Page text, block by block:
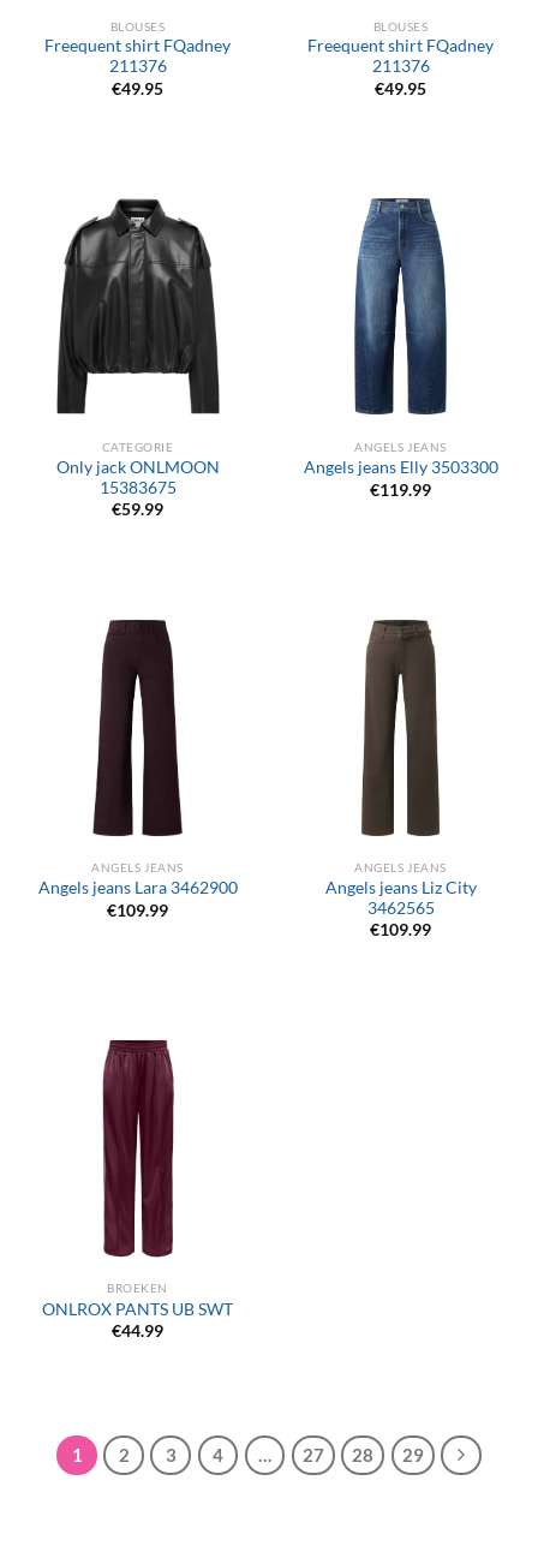
BLOUSES
Freequent shirt FQadney
211376
€49.95
BLOUSES
Freequent shirt FQadney
211376
€49.95
CATEGORIE
Only jack ONLMOON
15383675
€59.99
ANGELS JEANS
Angels jeans Elly 3503300
€119.99
ANGELS JEANS
Angels jeans Lara 3462900
€109.99
ANGELS JEANS
Angels jeans Liz City
3462565
€109.99
BROEKEN
ONLROX PANTS UB SWT
€44.99
1 2 3 4 … 27 28 29